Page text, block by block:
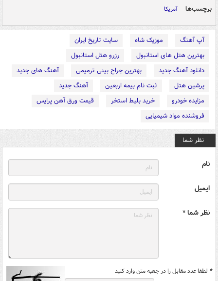
برچسب‌ها آمریکا
آپ آهنگ موزیک شاه
سایت تاریخ ایران
بهترین هتل های استانبول
رزرو هتل استانبول
دانلود آهنگ جدید
بهترین جراح بینی ترمیمی
آهنگ های جدید
پرشین هتل
ثبت نام بیمه اربعین
آهنگ جدید
مزایده خودرو
خرید بلیط استخر
قیمت ورق آهن پرایس
فروشنده مواد شیمیایی
نظر شما
نام
ایمیل
نظر شما *
* لطفا عدد مقابل را در جعبه متن وارد کنید